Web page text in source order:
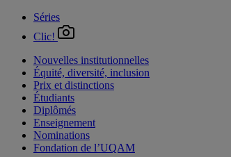
Séries
Clic!
Nouvelles institutionnelles
Équité, diversité, inclusion
Prix et distinctions
Étudiants
Diplômés
Enseignement
Nominations
Fondation de l’UQAM